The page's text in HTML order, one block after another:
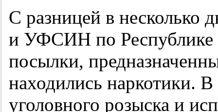
С разницей в несколько
и УФСИН по Республике
посылки,
находились наркотики.
уголовного розыска и